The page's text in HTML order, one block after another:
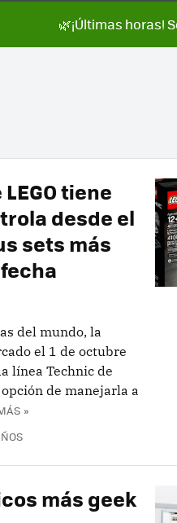
🌿¡Últimas horas!
tiene
desde el
sets más
del mundo, la
el 1 de octubre
línea Technic de
de manejarla a
»
más geek